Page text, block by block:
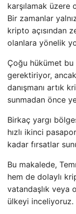
karşılamak üzere
Bir zamanlar
kripto açısından
olanlara yönelik
Çoğu hükümet bu
gerektiriyor,
danışmanı artık
sunmadan önce
Birkaç yargı
hızlı ikinci
kadar fırsatlar
Bu makalede,
hem de dolaylı
vatandaşlık
ülkeyi inceliyoruz.